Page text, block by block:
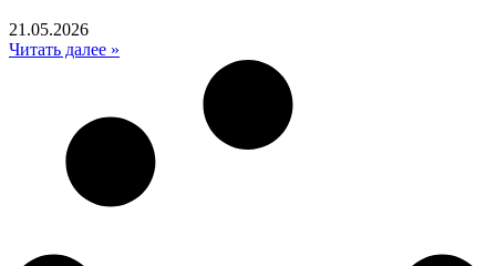
21.05.2026
Читать далее »